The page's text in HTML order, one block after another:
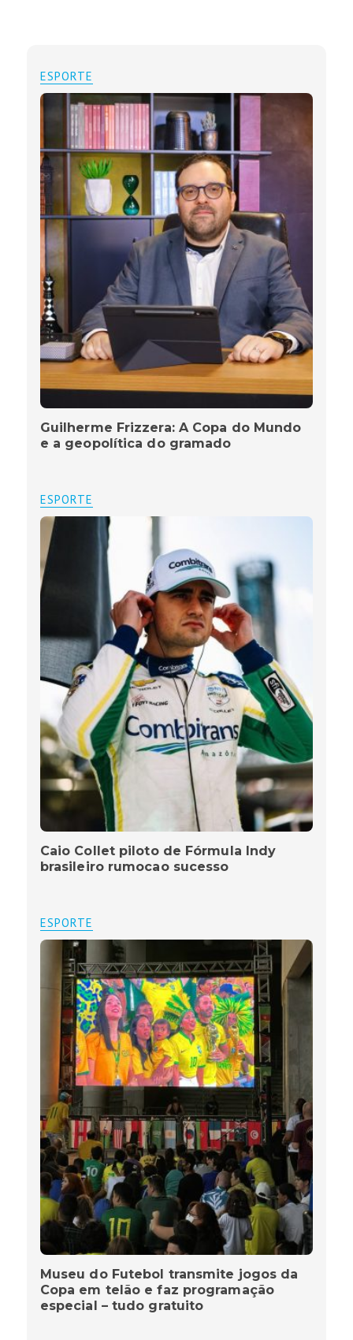
ESPORTE
Guilherme Frizzera: A Copa do Mundo
e a geopolítica do gramado
ESPORTE
Caio Collet piloto de Fórmula Indy
brasileiro rumocao sucesso
ESPORTE
Museu do Futebol transmite jogos da
Copa em telão e faz programação
especial – tudo gratuito